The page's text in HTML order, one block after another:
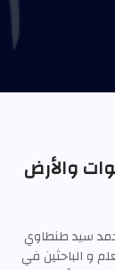
والأرض
سيد طنطاوي
و الباحثين في